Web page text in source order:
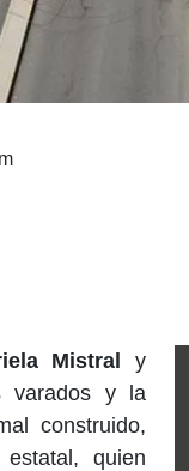
Mistral
y
varados y la
construido,
quien